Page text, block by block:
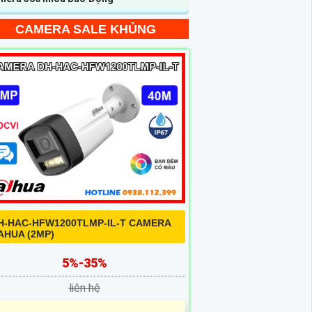
CAMERA SALE KHỦNG
HAC-HFW1200TLMP-IL-T CAMERA
(2MP)
5%-35%
liên hệ